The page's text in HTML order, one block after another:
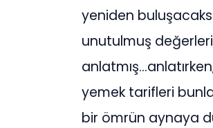
yeniden
unutulmuş
yemek tarifleri
bir ömrün aynaya